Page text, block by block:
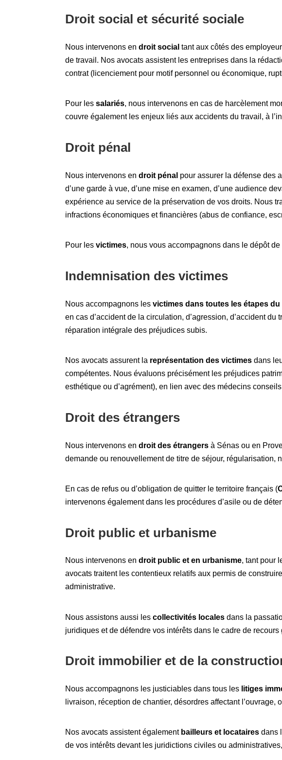
Droit social et sécurité sociale
Nous intervenons endroit social tant aux côtés des
de travail. Nos avocats assistent les entreprises dans la
contrat (licenciement pour motif personnel ou économique,
Pour lessalariés, nous intervenons en cas de harcèlement
couvre également les enjeux liés aux accidents du travail, à
Droit pénal
Nous intervenons endroit pénal pour assurer la défense des
d’une garde à vue, d’une mise en examen, d’une audience
expérience au service de la préservation de vos droits. Nous
infractions économiques et financières (abus de confiance,
Pour lesvictimes, nous vous accompagnons dans le dépôt
Indemnisation des victimes
Nous accompagnons lesvictimes dans toutes les étapes
en cas d’accident de la circulation, d’agression, d’accident
réparation intégrale des préjudices subis.
Nos avocats assurent la représentation des victimes dans
compétentes. Nous évaluons précisément les préjudices
esthétique ou d’agrément), en lien avec des médecins
Droit des étrangers
Nous intervenons endroit des étrangers à Sénas ou en
demande ou renouvellement de titre de séjour, régularisation,
En cas de refus ou d’obligation de quitter le territoire français (
intervenons également dans les procédures d’asile ou de
Droit public et urbanisme
Nous intervenons endroit public et en urbanisme, tant pour
avocats traitent les contentieux relatifs aux permis de
administrative.
Nous assistons aussi lescollectivités locales dans la
juridiques et de défendre vos intérêts dans le cadre de
Droit immobilier et de la
Nous accompagnons les justiciables dans tous les litiges
livraison, réception de chantier, désordres affectant l’ouvrage,
Nos avocats assistent également bailleurs et locataires dans
de vos intérêts devant les juridictions civiles ou